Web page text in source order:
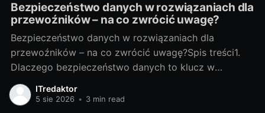
Bezpieczeństwo danych w rozwiązaniach dla
przewoźników – na co zwrócić uwagę?
Bezpieczeństwo danych w rozwiązaniach dla
przewoźników – na co zwrócić uwagę?Spis treści1.
Dlaczego bezpieczeństwo danych to klucz w
transporcie?Jakie dane chronimy: trasy, telematyka,
dane klientów i kierowcówTransport generuje ogrom
ITredaktor
5 sie 2026 • 3 min read